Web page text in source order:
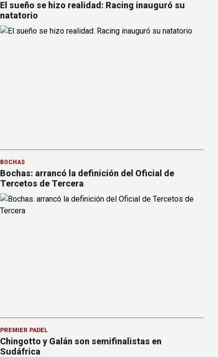
El sueño se hizo realidad: Racing inauguró su
natatorio
BOCHAS
Bochas: arrancó la definición del Oficial de
Tercetos de Tercera
PREMIER PÁDEL
Chingotto y Galán son semifinalistas en
Sudáfrica